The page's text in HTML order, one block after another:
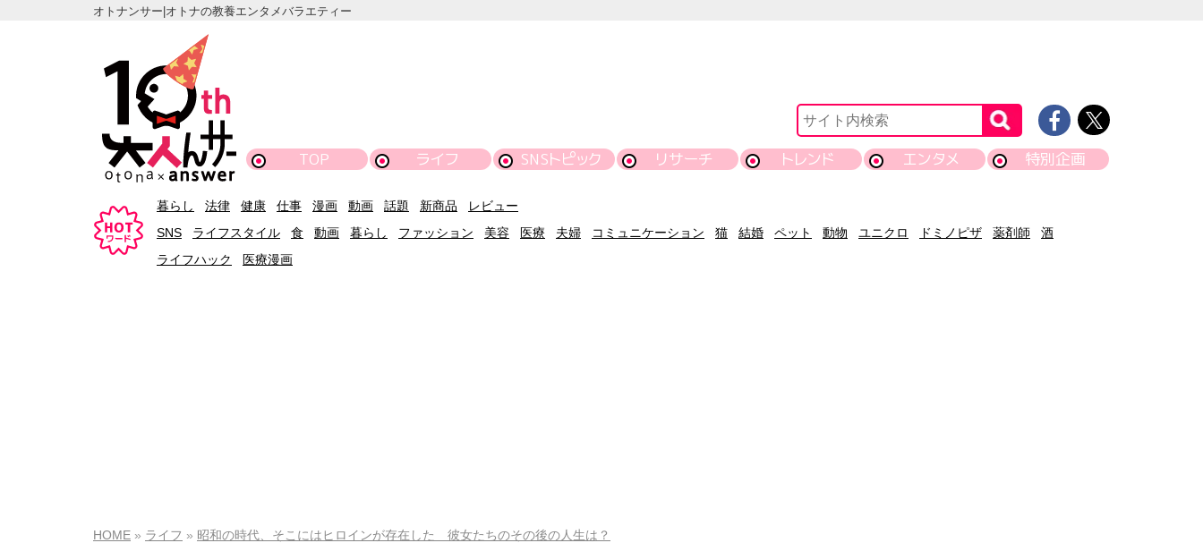
オトナンサー|オトナの教養エンタメバラエティー
TOP ライフ SNSトピック リサーチ トレンド エンタメ 特別企画
暮らし 法律 健康 仕事 漫画 動画 話題 新商品
レビュー
SNS
ライフスタイル 食 動画 暮らし ファッション 美容 医療 夫婦 コミュニケーション 猫 結婚 ペット 動物 ユニクロ ドミノピザ 薬剤師
酒
ライフハック
医療漫画
HOME ライフ 昭和の時代、そこにはヒロインが存在した 彼女たちのその後の人生は？